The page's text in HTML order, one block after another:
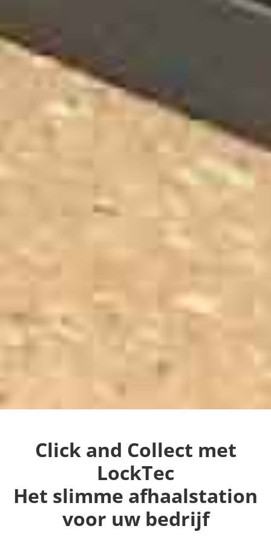
Click and Collect met
LockTec
Het slimme afhaalstation
voor uw bedrijf